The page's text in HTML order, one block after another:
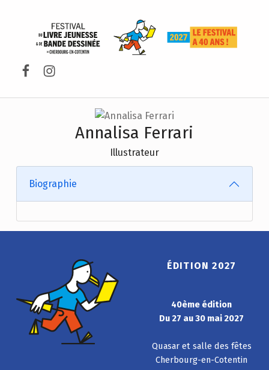
Facebook
Instagram
Annalisa Ferrari
Illustrateur
Biographie
ÉDITION 2027
40ème édition
Du 27 au 30 mai 2027
Quasar et salle des fêtes
Cherbourg-en-Cotentin